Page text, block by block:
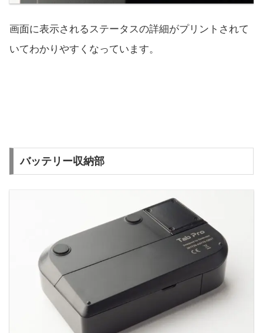
画面に表示されるステータスの詳細がプリントされて
いてわかりやすくなっています。
バッテリー収納部